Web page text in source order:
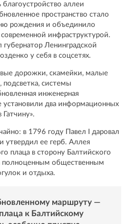
благоустройство аллеи
пространство стало
рождения и объединило
инфраструктурой.
Ленинградской
у себя в соцсетях.
дорожки, скамейки, малые
системы
инженерная
установили два информационных
Гатчину».
в 1796 году Павел I даровал
утвердил ее герб. Аллея
плаца в сторону Балтийского
полноценным общественным
и отдыха.
маршруту —
к Балтийскому